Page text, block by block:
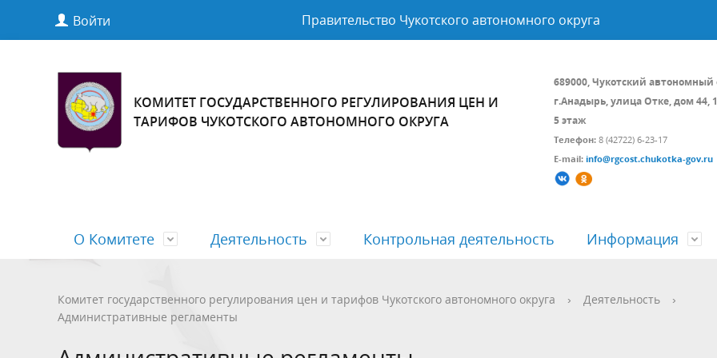
Войти Правительство Чукотского автономного округа
КОМИТЕТ ГОСУДАРСТВЕННОГО РЕГУЛИРОВАНИЯ ЦЕН И
ТАРИФОВ ЧУКОТСКОГО АВТОНОМНОГО ОКРУГА
689000, Чукотский автономный
г.Анадырь, улица Отке, дом 44,
5 этаж
Телефон: 8 (42722) 6-23-17
E-mail: info@rgcost.chukotka-gov.ru
О Комитете
Полномочия, задачи и функции Структура и состав
Перечень пространственных
Деятельность
Отчёты, планы Правление Комитета Коллегиальные органы
Контрольная деятельность Информация
Информация о росте платы граждан
за коммунальные услуги
Информация для регулируемых
Предложения по предельному
Комитет государственного регулирования цен и тарифов Чукотского автономного округа › Деятельность
›
Административные регламенты